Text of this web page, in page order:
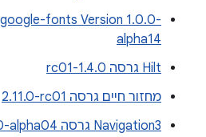
fonts Version 1.0.0-
alpha14
Hilt גרסה 1.4.0-rc01
מחזור חיים גרסה ‎2.11.0-rc01
Navigation3 גרסה ‎1.2.0-alpha04